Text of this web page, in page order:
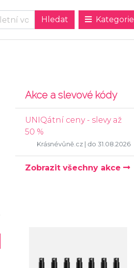
Kategorie
Akce a slevové kódy
UNIQátní ceny - slevy až
50 %
Krásnévůně.cz | do 31.08.2026
Zobrazit všechny akce